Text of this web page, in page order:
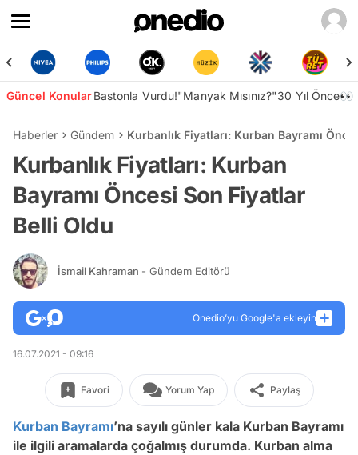
Güncel KonularBastonla Vurdu!"Manyak Mısınız?"30 Yıl Önce👀
Haberler Gündem Kurbanlık Fiyatları: Kurban Bayramı
Kurbanlık Fiyatları: Kurban
Bayramı Öncesi Son Fiyatlar
Belli Oldu
İsmail Kahraman - Gündem Editörü
Onedio’yu Google'a ekleyin
16.07.2021 - 09:16
Favori Yorum Yap Paylaş
Kurban Bayramı’na sayılı günler kala Kurban Bayramı
ile ilgili aramalarda çoğalmış durumda. Kurban alma